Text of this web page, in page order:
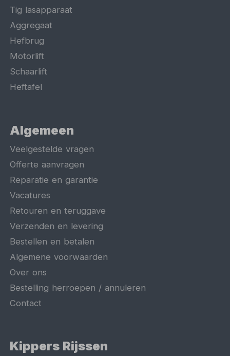
Tig lasapparaat
Aggregaat
Hefbrug
Motorlift
Schaarlift
Heftafel
Algemeen
Veelgestelde vragen
Offerte aanvragen
Reparatie en garantie
Vacatures
Retouren en teruggave
Verzenden en levering
Bestellen en betalen
Algemene voorwaarden
Over ons
Bestelling herroepen / annuleren
Contact
Kippers Rijssen